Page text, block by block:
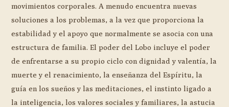
movimientos corporales. A menudo encuentra nuevas
soluciones a los problemas, a la vez que proporciona la
estabilidad y el apoyo que normalmente se asocia con una
estructura de familia. El poder del Lobo incluye el poder
de enfrentarse a su propio ciclo con dignidad y valentía, la
muerte y el renacimiento, la enseñanza del Espíritu, la
guía en los sueños y las meditaciones, el instinto ligado a
la inteligencia, los valores sociales y familiares, la astucia